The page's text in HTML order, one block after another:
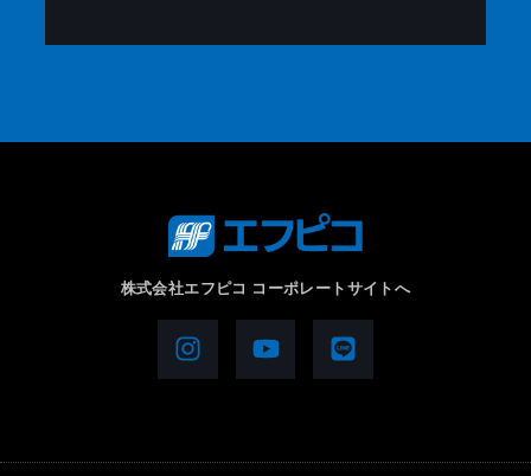
株式会社エフピコ コーポレートサイトへ